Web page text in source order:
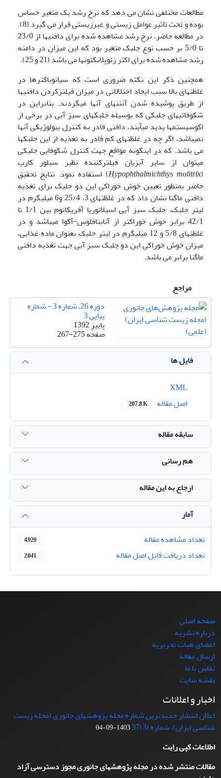
مطالعات مختلفی نشان می دهد که نرخ رشد یک متغیر حساس
بوده و تحت تاثیر عوامل زیستی و غیرزیستی قرار می گیرد (8).
در مطالعه حاضر، نرخ رشد مشاهده شده برای دافنی­ها از 23/0
تا 5/0 بر حسب نوع جلبک متغیر بود که این میزان در دامنه
رشد مشاهده شده برای اکثر زئوپلانکتونها می باشد (21 و 25).
همچنین ذکر این نکته ضروری است که سیانوباکترها در
غلظتهای بالا سبب ایجاد اختلالاتی در میزان فیلترکردن دافنی­ها
از طریق پوشیده شدن آنتن­های آنها می­گردند. بنابراین در
شکوفائی­های جلبکی که بوسیله جلبکهای سبز آبی در برخی از
اکوسیستم­ها پدید می­آیند، دافنی قادر به کنترل بیولوژیکی آنها
نمی­باشد، اگر چه در غلظت­های کم قادر به تغذیه از این جلبکها
می باشد. که در اینگونه مواقع جهت کنترل شکوفایی جلبکی
می­توان از سایر آبزیان فیلترکننده نظیر سیلور کارپ
(
Hypophthalmichthys molitrix) استفاده نمود. نتایج تحقیق
حاضر بمنظور تعیین خوش خوراکی این دو جلبک برای تغذیه
دافنی ماگنا نشان داد که در غلظتهای 3، 25/4 و6 میلی­گرم در
لیتر جلبک، جلبک سبز آبی اسیلاتوریا آفریکانوم بین 1/1 تا
42/1 برابر خوش خوراک­تر از آنابنافلوس-آکوا می­باشد و در
غلظتهای 5/8 و 12 میلی­گرم در لیتر جلبک بعنوان ماده غذایی،
میزان خوش خوراکی این دو جلبک سبز آبی جهت تغذیه دافنی
ماگنا برابر می باشد.
مراجع
دوره 26، شماره 3 - شماره
پیاپی 3
پاییز 1392
صفحه267-275
فایل ها
اصل مقاله
207.8 K
سابقه مقاله
هم رسانی
ارجاع به این مقاله
آمار
تعداد مشاهده مقاله
4,929
تعداد دریافت فایل اصل مقاله 2,041
صفحه اصلی
درباره نشریه
اعضای هیات تحریریه
ارسال مقاله
تماس با ما
نقشه سایت
اخبار و اعلانات
اعلان انتشار جدیدترین شماره مجله پژوهشهای جانوری (مجله زیست
شناسی ایران)، شماره (3)37
1403-09-04
اطلاعات کپی رایت
مقالات منتشر شده در مجله پژوهشهای جانوری مجوز دسترسی آزاد